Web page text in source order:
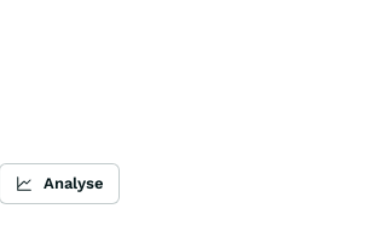
Analyse